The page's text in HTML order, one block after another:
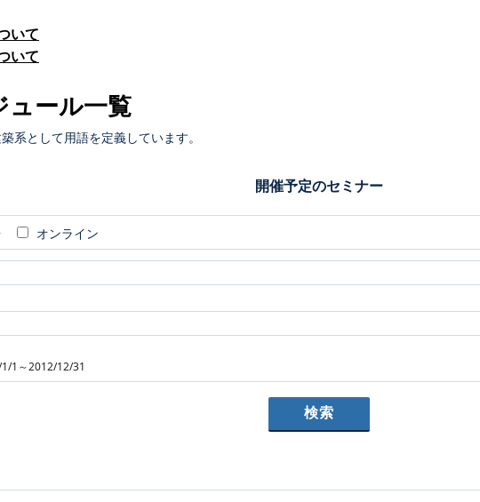
いて
いて
ュール一覧
系として用語を定義しています。
開催予定のセミナー
オンライン
1～2012/12/31